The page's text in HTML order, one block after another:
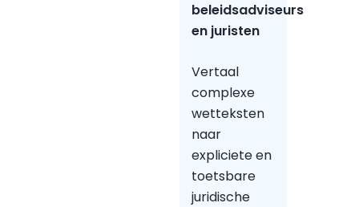
beleidsadviseurs
en juristen
Vertaal
complexe
wetteksten
naar
expliciete en
toetsbare
juridische